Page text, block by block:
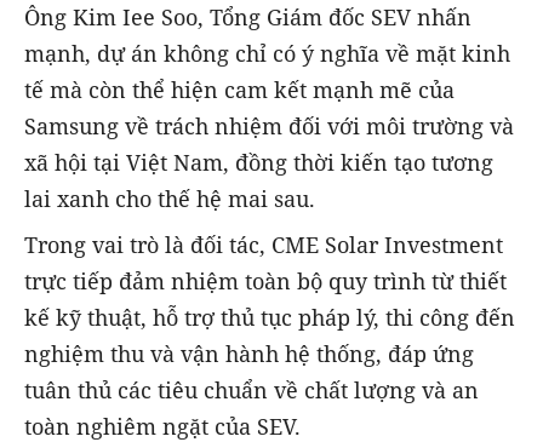
Ông Kim Iee Soo, Tổng Giám đốc SEV nhấn
mạnh, dự án không chỉ có ý nghĩa về mặt kinh
tế mà còn thể hiện cam kết mạnh mẽ của
Samsung về trách nhiệm đối với môi trường và
xã hội tại Việt Nam, đồng thời kiến tạo tương
lai xanh cho thế hệ mai sau.
Trong vai trò là đối tác, CME Solar Investment
trực tiếp đảm nhiệm toàn bộ quy trình từ thiết
kế kỹ thuật, hỗ trợ thủ tục pháp lý, thi công đến
nghiệm thu và vận hành hệ thống, đáp ứng
tuân thủ các tiêu chuẩn về chất lượng và an
toàn nghiêm ngặt của SEV.